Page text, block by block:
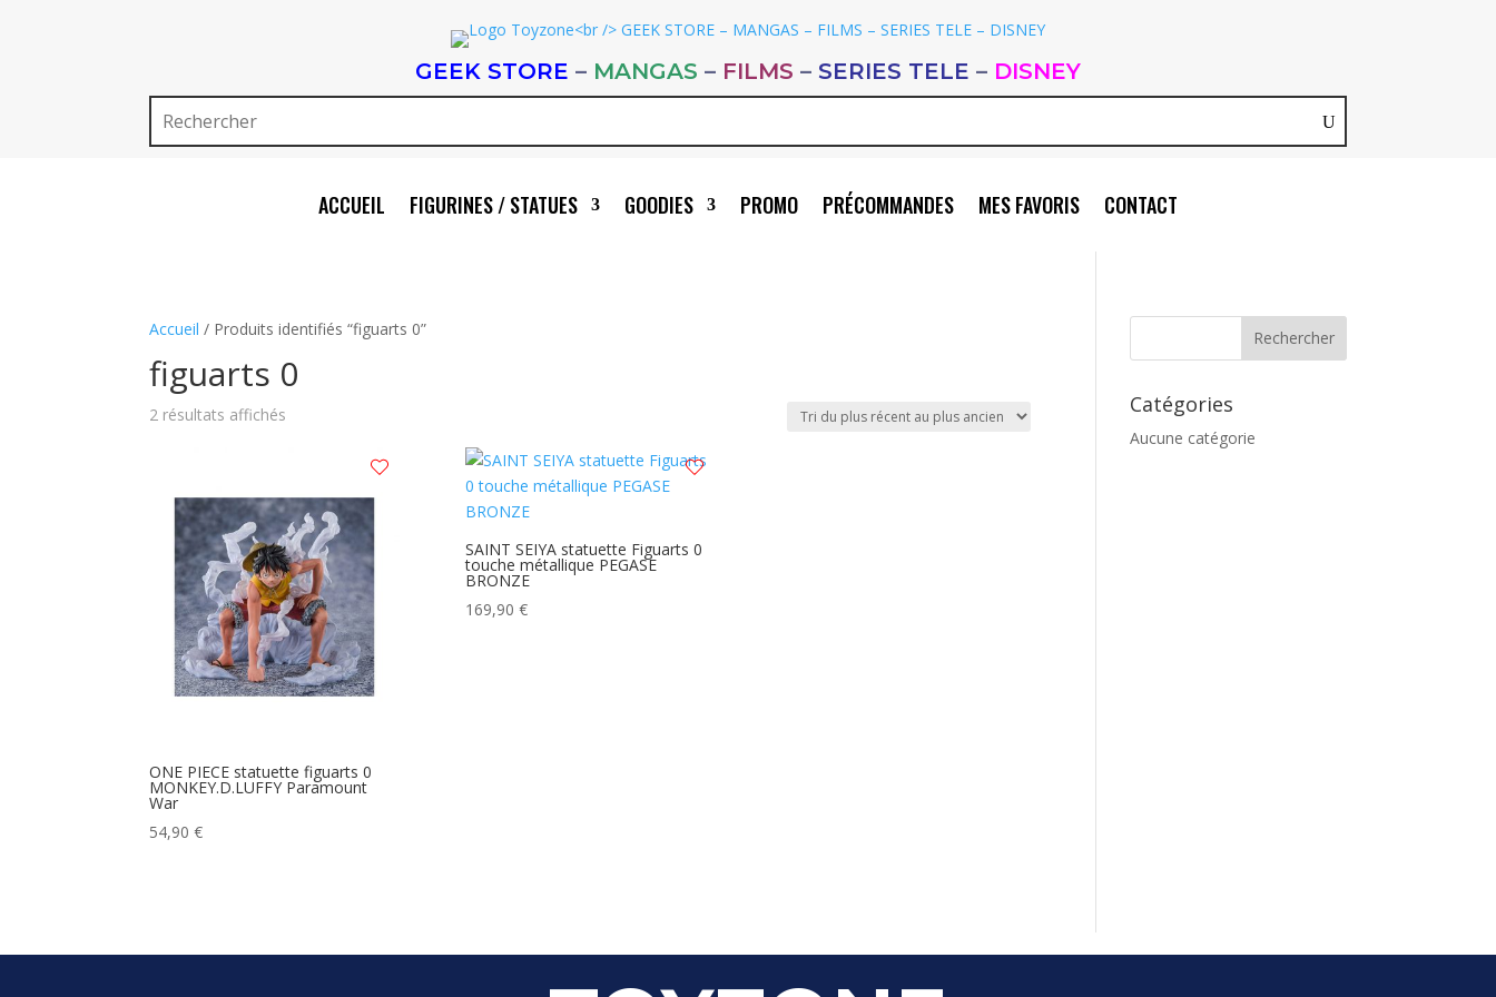
GEEK STORE – MANGAS – FILMS – SERIES TELE – DISNEY
ACCUEIL FIGURINES / STATUES GOODIES PROMO PRÉCOMMANDES MES FAVORIS CONTACT
Accueil / Produits identifiés “figuarts 0”
figuarts 0
2 résultats affichés
au
plus
ancien
ONE PIECE statuette figuarts 0
MONKEY.D.LUFFY Paramount
War
54,90€
SAINT SEIYA statuette Figuarts 0
touche métallique PEGASE
BRONZE
169,90 €
Catégories
Aucune catégorie